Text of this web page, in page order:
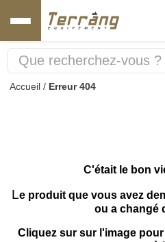
Accueil / Erreur 404
C'était le bon
Le produit que vous avez
ou a changé
Cliquez sur sur l'image